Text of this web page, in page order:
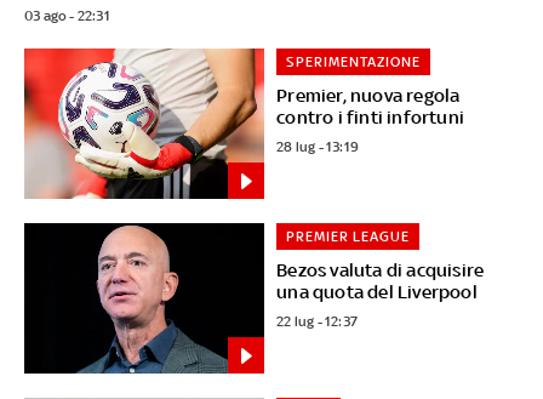
03 ago - 22:31
Premier, nuova regola
contro i finti infortuni
SPERIMENTAZIONE
28 lug - 13:19
Bezos valuta di acquisire
una quota del Liverpool
PREMIER LEAGUE
22 lug - 12:37